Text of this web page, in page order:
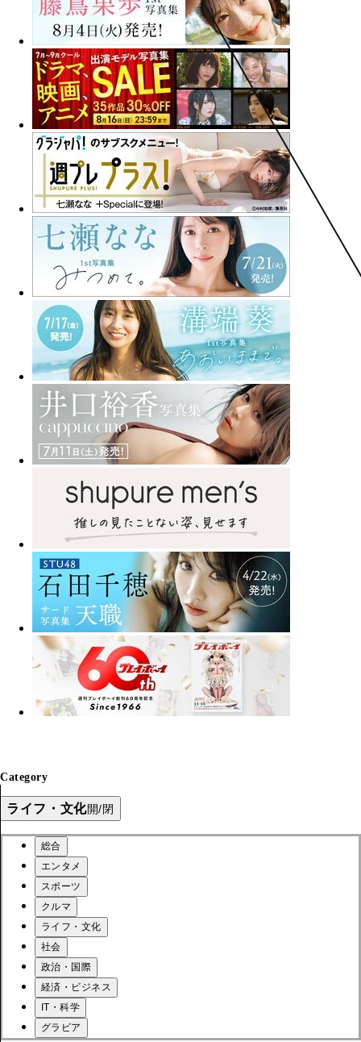
Category
ライフ・文化開/閉
総合
エンタメ
スポーツ
クルマ
ライフ・文化
社会
政治・国際
経済・ビジネス
IT・科学
グラビア